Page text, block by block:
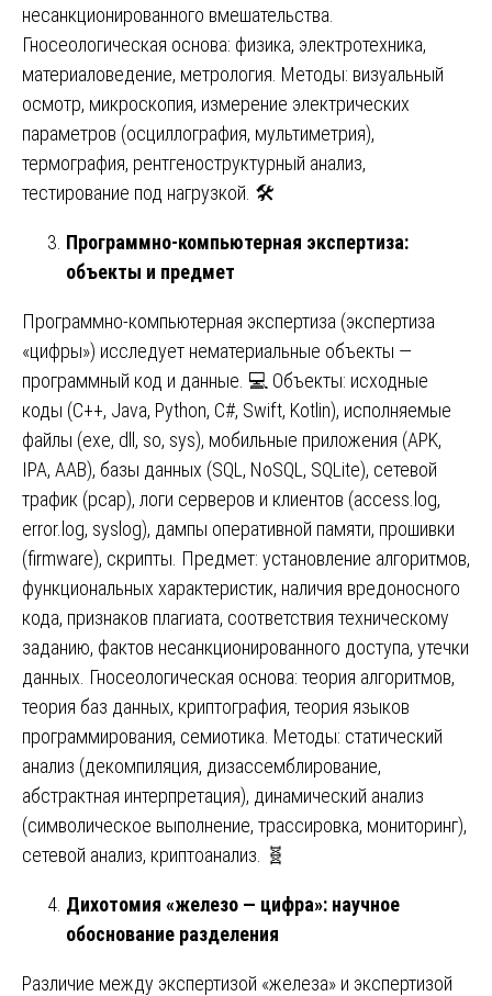
несанкционированного вмешательства.
Гносеологическая основа: физика, электротехника,
материаловедение, метрология. Методы: визуальный
осмотр, микроскопия, измерение электрических
параметров (осциллография, мультиметрия),
термография, рентгеноструктурный анализ,
тестирование под нагрузкой. 🛠️
Программно-компьютерная экспертиза:
объекты и предмет
Программно-компьютерная экспертиза (экспертиза
«цифры») исследует нематериальные объекты —
программный код и данныe. 💻 Объекты: исходные
коды (C++, Java, Python, C#, Swift, Kotlin), исполняемые
файлы (exe, dll, so, sys), мобильные приложения (APK,
IPA, AAB), базы данных (SQL, NoSQL, SQLite), сетевой
трафик (pcap), логи серверов и клиентов (access.log,
error.log, syslog), дампы оперативной памяти, прошивки
(firmware), скрипты. Предмет: установление алгоритмов,
функциональных характеристик, наличия вредоносного
кода, признаков плагиата, соответствия техническому
заданию, фактов несанкционированного доступа, утечки
данных. Гносеологическая основа: теория алгоритмов,
теория баз данных, криптография, теория языков
программирования, семиотика. Методы: статический
анализ (декомпиляция, дизассемблирование,
абстрактная интерпретация), динамический анализ
(символическое выполнение, трассировка, мониторинг),
сетевой анализ, криптоанализ. 🧬
Дихотомия «железо — цифра»: научное
обоснование разделения
Различие между экспертизой «железа» и экспертизой